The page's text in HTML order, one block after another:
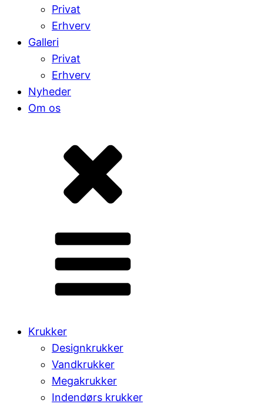
Privat
Erhverv
Galleri
Privat
Erhverv
Nyheder
Om os
Krukker
Designkrukker
Vandkrukker
Megakrukker
Indendørs krukker